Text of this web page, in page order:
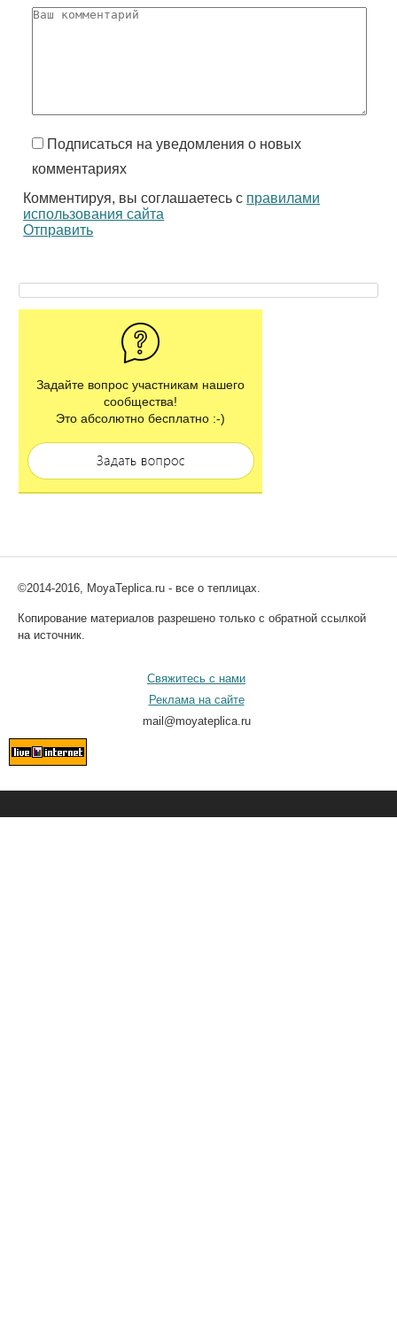
Подписаться на уведомления о новых
комментариях
Комментируя, вы соглашаетесь с правилами
использования сайта
Отправить
Задайте вопрос участникам нашего
сообщества!
Это абсолютно бесплатно :-)
©2014-2016, MoyaTeplica.ru - все о теплицах.
Копирование материалов разрешено только с обратной ссылкой
на источник.
Свяжитесь с нами
Реклама на сайте
mail@moyateplica.ru